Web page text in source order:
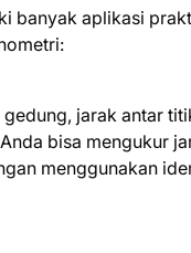
banyak aplikasi
jarak antar
bisa mengukur
menggunakan